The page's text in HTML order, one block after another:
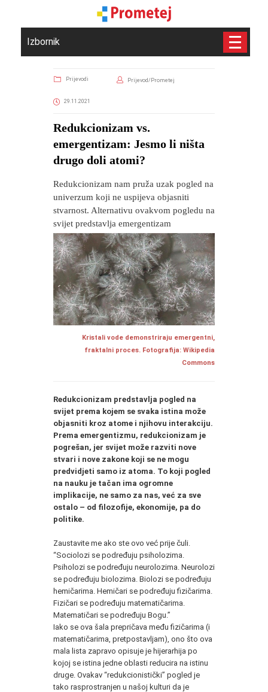
Izbornik
Prijevodi Prijevod/Prometej
29.11.2021
​Redukcionizam vs.
emergentizam: Jesmo li ništa
drugo doli atomi?
Redukcionizam nam pruža uzak pogled na
univerzum koji ne uspijeva objasniti
stvarnost. Alternativu ovakvom pogledu na
svijet predstavlja emergentizam
Kristali vode demonstriraju emergentni,
fraktalni proces. Fotografija: Wikipedia
Commons
Redukcionizam predstavlja pogled na
svijet prema kojem se svaka istina može
objasniti kroz atome i njihovu interakciju.
Prema emergentizmu, redukcionizam je
pogrešan, jer svijet može razviti nove
stvari i nove zakone koji se ne mogu
predvidjeti samo iz atoma. To koji pogled
na nauku je tačan ima ogromne
implikacije, ne samo za nas, već za sve
ostalo – od filozofije, ekonomije, pa do
politike.
Zaustavite me ako ste ovo već prije čuli.
“Sociolozi se podređuju psiholozima.
Psiholozi se podređuju neurolozima. Neurolozi
se podređuju biolozima. Biolozi se podređuju
hemičarima. Hemičari se podređuju fizičarima.
Fizičari se podređuju matematičarima.
Matematičari se podređuju Bogu.”
Iako se ova šala prepričava među fizičarima (i
matematičarima, pretpostavljam), ono što ova
mala lista zapravo opisuje je hijerarhija po
kojoj se istina jedne oblasti reducira na istinu
druge. Ovakav “redukcionistički” pogled je
tako rasprostranjen u našoj kulturi da je